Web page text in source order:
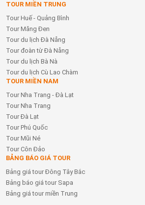
TOUR MIỀN TRUNG
Tour Huế - Quảng Bình
Tour Măng Đen
Tour du lịch Đà Nẵng
Tour đoàn từ Đà Nẵng
Tour du lịch Bà Nà
Tour du lịch Cù Lao Chàm
TOUR MIỀN NAM
Tour Nha Trang - Đà Lạt
Tour Nha Trang
Tour Đà Lạt
Tour Phú Quốc
Tour Mũi Né
Tour Côn Đảo
BẢNG BÁO GIÁ TOUR
Bảng giá tour Đông Tây Bắc
Bảng báo giá tour Sapa
Bảng giá tour miền Trung